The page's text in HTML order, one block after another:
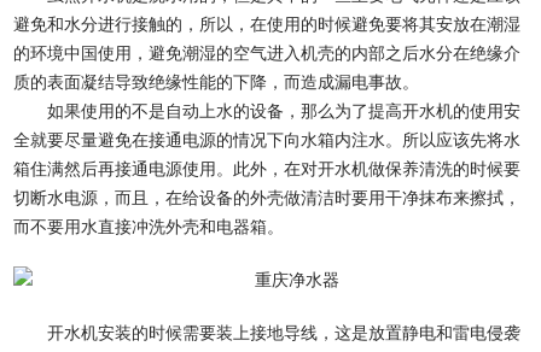
避免和水分进行接触的，所以，在使用的时候避免要将其安放在潮湿
的环境中国使用，避免潮湿的空气进入机壳的内部之后水分在绝缘介
质的表面凝结导致绝缘性能的下降，而造成漏电事故。
如果使用的不是自动上水的设备，那么为了提高开水机的使用安
全就要尽量避免在接通电源的情况下向水箱内注水。所以应该先将水
箱住满然后再接通电源使用。此外，在对开水机做保养清洗的时候要
切断水电源，而且，在给设备的外壳做清洁时要用干净抹布来擦拭，
而不要用水直接冲洗外壳和电器箱。
开水机安装的时候需要装上接地导线，这是放置静电和雷电侵袭